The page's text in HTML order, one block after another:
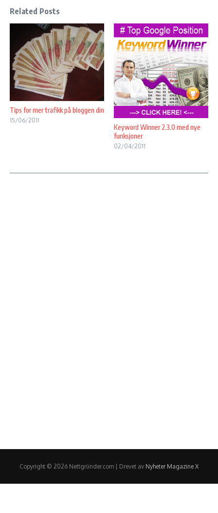
Related Posts
Tips for mer trafikk på bloggen din
15/06/2011
Keyword Winner 2.3.0 med nye
funksjoner
02/04/2011
Copyright © 2026 Nettgründer.com | Drevet av Nyheter Magazine X